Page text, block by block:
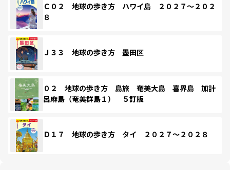
Ｃ０２ 地球の歩き方 ハワイ島 ２０２７～２０２
８
Ｊ３３ 地球の歩き方 墨田区
０２ 地球の歩き方 島旅 奄美大島 喜界島 加計
呂麻島（奄美群島１） ５訂版
Ｄ１７ 地球の歩き方 タイ ２０２７～２０２８